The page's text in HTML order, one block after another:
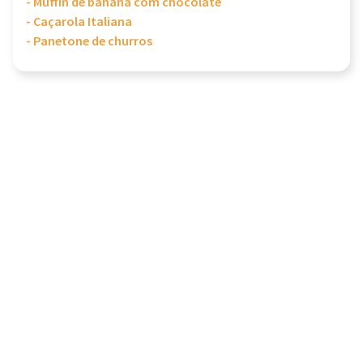
- Caçarola Italiana
- Panetone de churros